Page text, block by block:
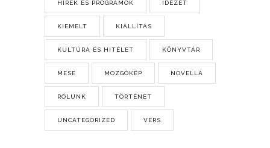
HÍREK ÉS PROGRAMOK IDÉZET
KIEMELT KIÁLLÍTÁS
KULTÚRA ÉS HITÉLET KÖNYVTÁR
MESE MOZGÓKÉP NOVELLA
RÓLUNK TÖRTÉNET
UNCATEGORIZED VERS